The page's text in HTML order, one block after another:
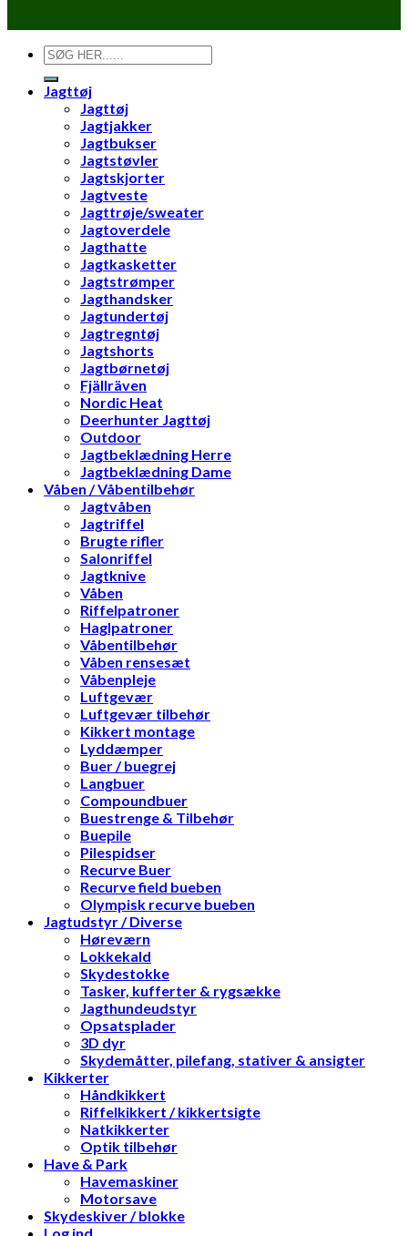
Søg
efter:
Jagttøj
Jagttøj
Jagtjakker
Jagtbukser
Jagtstøvler
Jagtskjorter
Jagtveste
Jagttrøje/sweater
Jagtoverdele
Jagthatte
Jagtkasketter
Jagtstrømper
Jagthandsker
Jagtundertøj
Jagtregntøj
Jagtshorts
Jagtbørnetøj
Fjällräven
Nordic Heat
Deerhunter Jagttøj
Outdoor
Jagtbeklædning Herre
Jagtbeklædning Dame
Våben / Våbentilbehør
Jagtvåben
Jagtriffel
Brugte rifler
Salonriffel
Jagtknive
Våben
Riffelpatroner
Haglpatroner
Våbentilbehør
Våben rensesæt
Våbenpleje
Luftgevær
Luftgevær tilbehør
Kikkert montage
Lyddæmper
Buer / buegrej
Langbuer
Compoundbuer
Buestrenge & Tilbehør
Buepile
Pilespidser
Recurve Buer
Recurve field bueben
Olympisk recurve bueben
Jagtudstyr / Diverse
Høreværn
Lokkekald
Skydestokke
Tasker, kufferter & rygsække
Jagthundeudstyr
Opsatsplader
3D dyr
Skydemåtter, pilefang, stativer & ansigter
Kikkerter
Håndkikkert
Riffelkikkert / kikkertsigte
Natkikkerter
Optik tilbehør
Have & Park
Havemaskiner
Motorsave
Skydeskiver / blokke